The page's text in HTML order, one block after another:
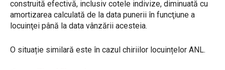
construită efectivă, inclusiv cotele indivize, diminuată cu
amortizarea calculată de la data punerii în funcţiune a
locuinţei până la data vânzării acesteia.
O situație similară este în cazul chiriilor locuințelor ANL.